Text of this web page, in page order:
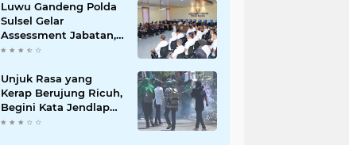
Luwu Gandeng Polda
Sulsel Gelar
Assessment Jabatan,
Perkuat Penempatan
Kompetensi
Unjuk Rasa yang
Kerap Berujung Ricuh,
Begini Kata Jendlap
API